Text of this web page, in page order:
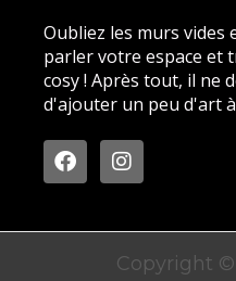
Oubliez les murs vides
parler votre espace et
cosy ! Après tout, il ne
d'ajouter un peu d'art
F
a
c
b
I
n
s
a
g
Copyright ©